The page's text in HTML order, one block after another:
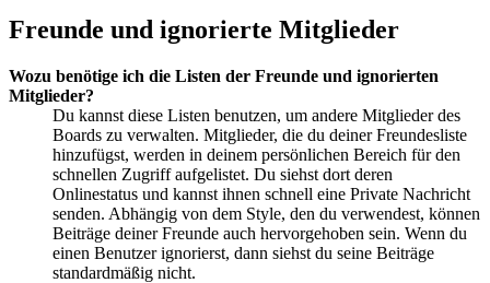
Freunde und ignorierte Mitglieder
Wozu benötige ich die Listen der Freunde und ignorierten
Mitglieder?
Du kannst diese Listen benutzen, um andere Mitglieder des
Boards zu verwalten. Mitglieder, die du deiner Freundesliste
hinzufügst, werden in deinem persönlichen Bereich für den
schnellen Zugriff aufgelistet. Du siehst dort deren
Onlinestatus und kannst ihnen schnell eine Private Nachricht
senden. Abhängig von dem Style, den du verwendest, können
Beiträge deiner Freunde auch hervorgehoben sein. Wenn du
einen Benutzer ignorierst, dann siehst du seine Beiträge
standardmäßig nicht.